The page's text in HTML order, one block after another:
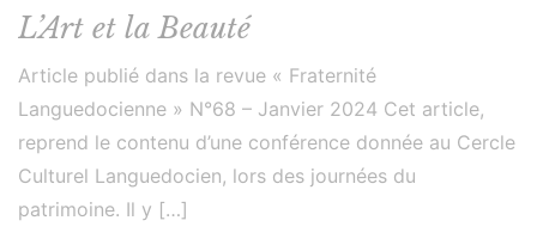
L’Art et la Beauté
Article publié dans la revue « Fraternité
Languedocienne » N°68 – Janvier 2024 Cet article,
reprend le contenu d’une conférence donnée au Cercle
Culturel Languedocien, lors des journées du
patrimoine. Il y […]